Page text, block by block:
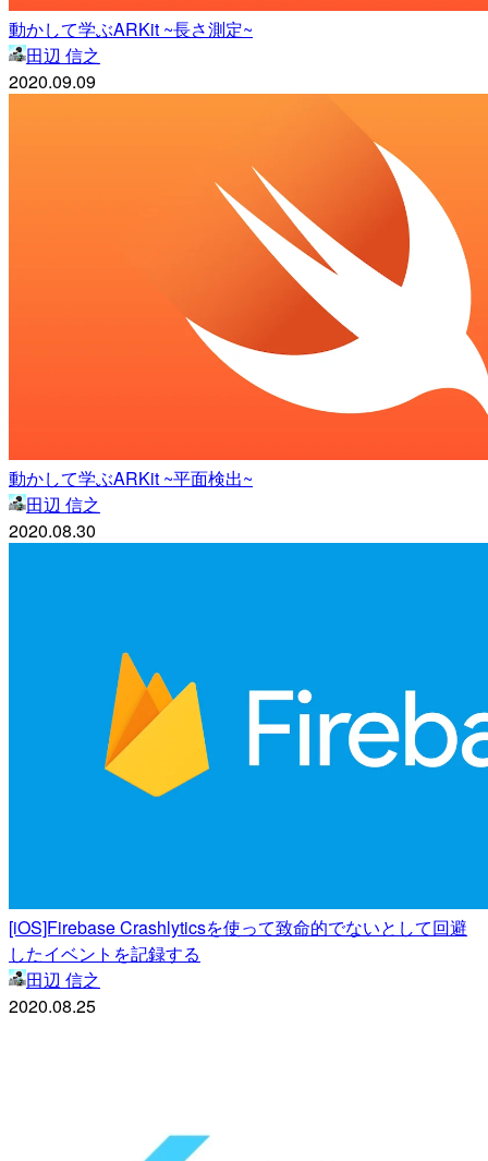
動かして学ぶARKit ~長さ測定~
田辺 信之
2020.09.09
動かして学ぶARKit ~平面検出~
田辺 信之
2020.08.30
[iOS]Firebase Crashlyticsを使って致命的でないとして回避
したイベントを記録する
田辺 信之
2020.08.25